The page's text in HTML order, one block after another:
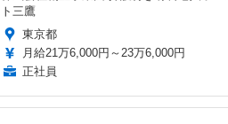
ト三鷹
東京都
月給21万6,000円～23万6,000円
正社員